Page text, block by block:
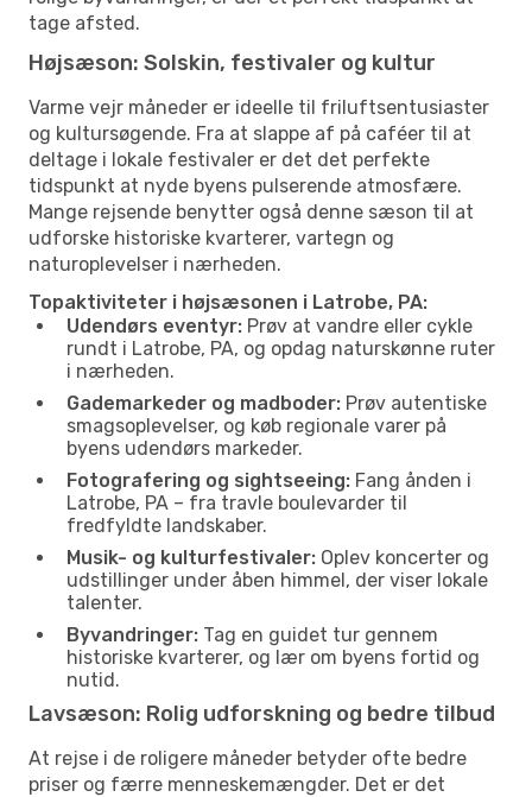
tage afsted.
Højsæson: Solskin, festivaler og kultur
Varme vejr måneder er ideelle til friluftsentusiaster
og kultursøgende. Fra at slappe af på caféer til at
deltage i lokale festivaler er det det perfekte
tidspunkt at nyde byens pulserende atmosfære.
Mange rejsende benytter også denne sæson til at
udforske historiske kvarterer, vartegn og
naturoplevelser i nærheden.
Topaktiviteter i højsæsonen i Latrobe, PA:
Udendørs eventyr: Prøv at vandre eller cykle
rundt i Latrobe, PA, og opdag naturskønne ruter
i nærheden.
Gademarkeder og madboder: Prøv autentiske
smagsoplevelser, og køb regionale varer på
byens udendørs markeder.
Fotografering og sightseeing: Fang ånden i
Latrobe, PA – fra travle boulevarder til
fredfyldte landskaber.
Musik- og kulturfestivaler: Oplev koncerter og
udstillinger under åben himmel, der viser lokale
talenter.
Byvandringer: Tag en guidet tur gennem
historiske kvarterer, og lær om byens fortid og
nutid.
Lavsæson: Rolig udforskning og bedre tilbud
At rejse i de roligere måneder betyder ofte bedre
priser og færre menneskemængder. Det er det